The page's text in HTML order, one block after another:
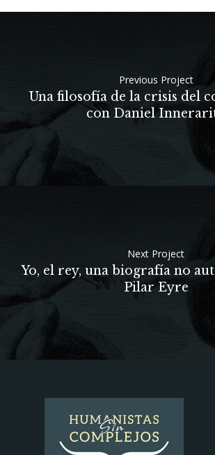
Previous Project
Una filosofía de la crisis del
con Daniel
Next Project
Yo, el rey, una biografía no
Pilar Eyre